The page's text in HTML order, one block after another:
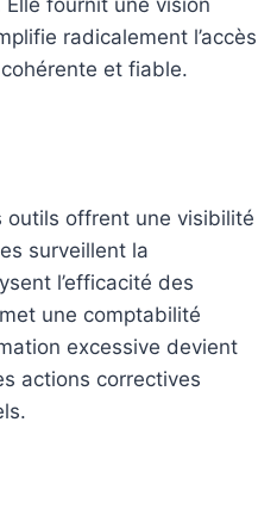
fournit une vision
radicalement l’accès
et fiable.
outils offrent une visibilité
surveillent la
l’efficacité des
une comptabilité
excessive devient
actions correctives